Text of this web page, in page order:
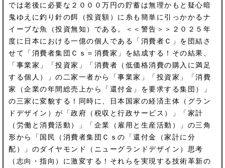
では老後に必要な２０００万円の貯蓄は無理かもと疑心暗
鬼ゆえに釣り針の餌（投資額）に糸も簡単に引っかかるナ
イーブな魚（投資無知）である。＜＜警告＞＞２０２５年
度に日本における一億の個人である「消費者Ｃ」を団結さ
せて「消費者集団Ｃｓ＝消費家」を結成する！その結果、
「事業家」「投資家」「消費者（低価格消費の購入に満足
する個人）」の二家一者から「事業家」「投資家」「消費
家（企業の年間総売上から「還付金」を要求する集団）」
の三家に変貌する！同時に、日本国家の経済主体（グラン
ドデザイン）が「政府（税収と行政サービス）」「家計
（労働と消費活動）」「企業（雇用と生産活動）」の三角
形から「国民（消費者集団Ｃｓの「還付金（家計に分
配）」のダイヤモンド（ニューグランドデザイン）思考
（志向・指向）に激変する！それらを実現する技術革新の